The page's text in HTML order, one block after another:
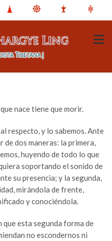
nace tiene que morir.
respecto, y lo sabemos. Ante
dos maneras: la primera,
huyendo de todo lo que
soportando el sonido de
su presencia; y la segunda,
mirándola de frente,
y conociéndola.
esta segunda forma de
no escondernos ni